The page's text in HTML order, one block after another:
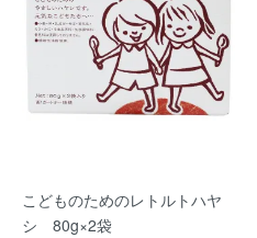
こどものためのレトルトハヤ
シ 80g×2袋